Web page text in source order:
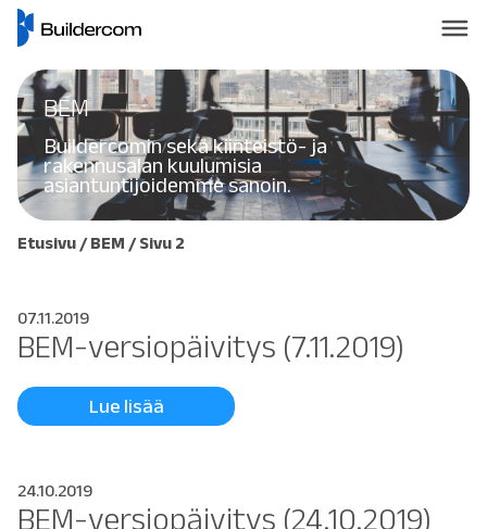
BEM
Buildercomin sekä kiinteistö- ja
rakennusalan kuulumisia
asiantuntijoidemme sanoin.
Etusivu /BEM /Sivu 2
07.11.2019
BEM-versiopäivitys (7.11.2019)
Lue lisää
24.10.2019
BEM-versiopäivitys (24.10.2019)